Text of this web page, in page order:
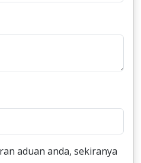
aduan anda, sekiranya